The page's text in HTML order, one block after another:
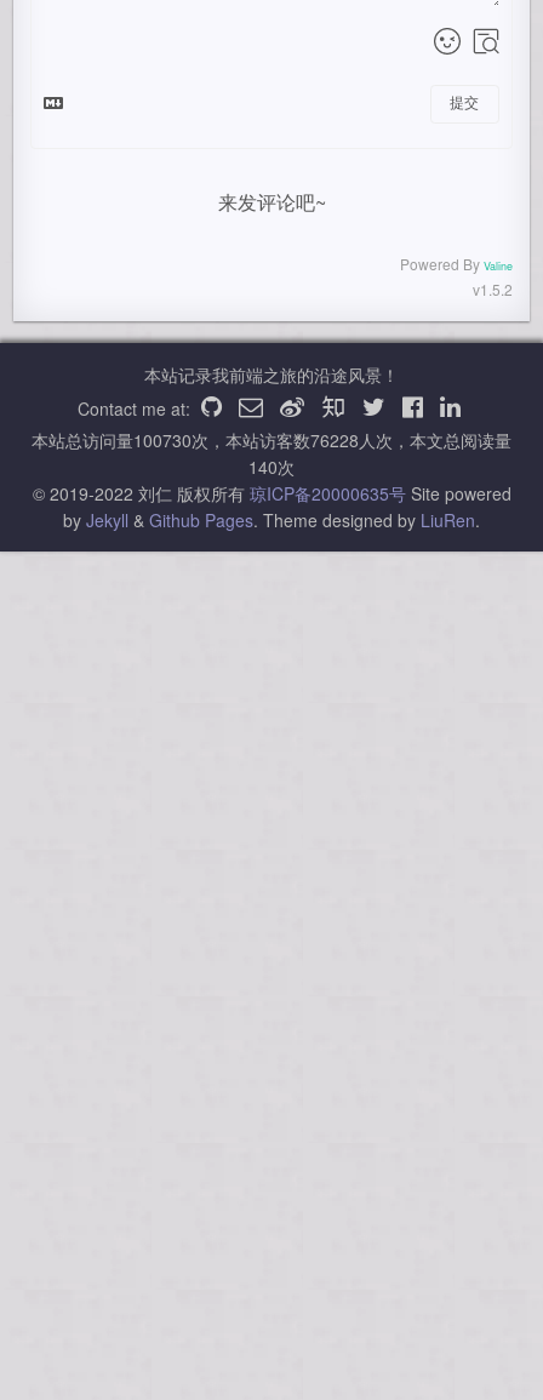
提交
来发评论吧~
Powered By Valine
v1.5.2
本站记录我前端之旅的沿途风景！
Contact me at:
本站总访问量100730次，本站访客数76228人次，本文总阅读量
140次
© 2019-2022 刘仁 版权所有 琼ICP备20000635号 Site powered
by Jekyll & Github Pages. Theme designed by LiuRen.